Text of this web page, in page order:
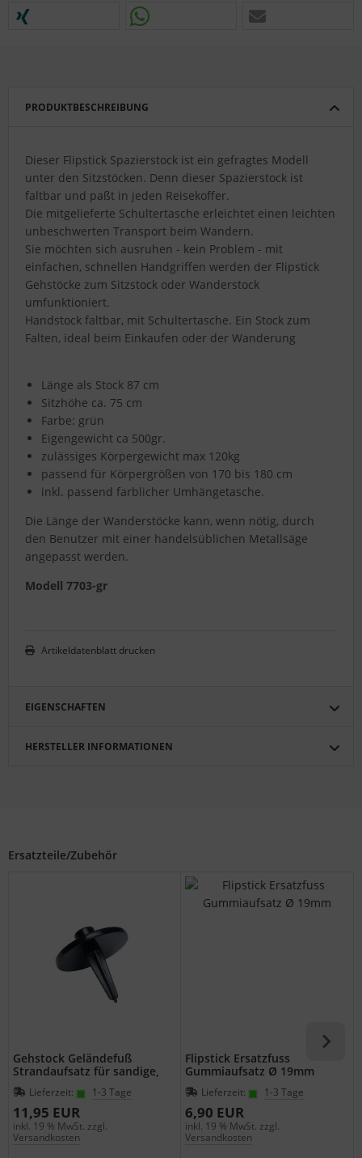
PRODUKTBESCHREIBUNG
Dieser Flipstick Spazierstock ist ein gefragtes Modell
unter den Sitzstöcken. Denn dieser Spazierstock ist
faltbar und paßt in jeden Reisekoffer.
Die mitgelieferte Schultertasche erleichtet einen leichten
unbeschwerten Transport beim Wandern.
Sie möchten sich ausruhen - kein Problem - mit
einfachen, schnellen Handgriffen werden der Flipstick
Gehstöcke zum Sitzstock oder Wanderstock
umfunktioniert.
Handstock faltbar, mit Schultertasche. Ein Stock zum
Falten, ideal beim Einkaufen oder der Wanderung
Länge als Stock 87 cm
Sitzhöhe ca. 75 cm
Farbe: grün
Eigengewicht ca 500gr.
zulässiges Körpergewicht max 120kg
passend für Körpergrößen von 170 bis 180 cm
inkl. passend farblicher Umhängetasche.
Die Länge der Wanderstöcke kann, wenn nötig, durch
den Benutzer mit einer handelsüblichen Metallsäge
angepasst werden.
Modell 7703-gr
Artikeldatenblatt drucken
EIGENSCHAFTEN
HERSTELLER INFORMATIONEN
Ersatzteile/Zubehör
Gehstock Geländefuß
Strandaufsatz für sandige,
moorastige Böden für
Wanderstöcke mit
Durchmesser 19 mm
Lieferzeit: 1-3 Tage
11,95 EUR
inkl. 19 % MwSt. zzgl.
Versandkosten
Flipstick Ersatzfuss
Gummiaufsatz Ø 19mm
Lieferzeit: 1-3 Tage
6,90 EUR
inkl. 19 % MwSt. zzgl.
Versandkosten